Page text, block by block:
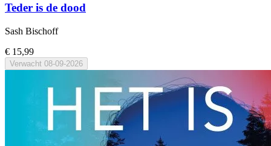
Teder is de dood
Sash Bischoff
€ 15,99
Verwacht 08-09-2026